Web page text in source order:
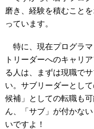
磨き、経験を積むこと
っています。
特に、現在プログラマ
トリーダーへのキャリ
る人は、まずは現職で
い。サブリーダーとし
候補」としての転職も
ん、「サブ」が付かな
いですよ！